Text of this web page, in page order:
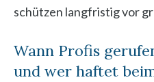
schützen langfristig vor
Wann Profis
und wer haftet